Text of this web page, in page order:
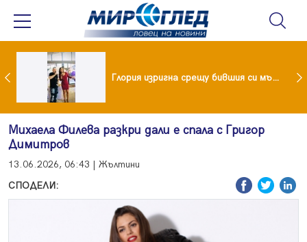
Мария и майка си построиха къща от 8000 стъклени бутилки Глория изригна срещу бившия си мъж: Беше със 120-килограмова жена! Искаше бърза печалба...
Михаела Филева разкри дали е спала с Григор
Димитров
13.06.2026, 06:43 | Жълтини
СПОДЕЛИ: